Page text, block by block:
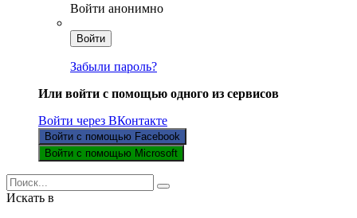
Войти анонимно
Войти
Забыли пароль?
Или войти с помощью одного из сервисов
Войти через ВКонтакте
Войти с помощью Facebook
Войти с помощью Microsoft
Искать в